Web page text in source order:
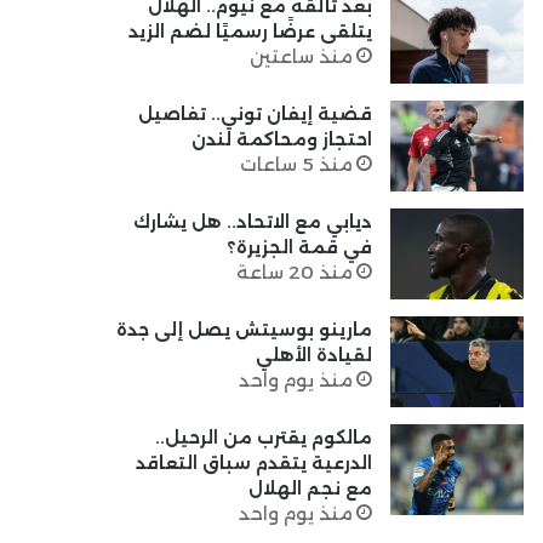
بعد تألقه مع نيوم.. الهلال
يتلقى عرضًا رسميًا لضم الزيد
منذ ساعتين
قضية إيفان توني.. تفاصيل
احتجاز ومحاكمة لندن
منذ 5 ساعات
ديابي مع الاتحاد.. هل يشارك
في قمة الجزيرة؟
منذ 20 ساعة
مارينو بوسيتش يصل إلى جدة
لقيادة الأهلي
منذ يوم واحد
مالكوم يقترب من الرحيل..
الدرعية يتقدم سباق التعاقد
مع نجم الهلال
منذ يوم واحد